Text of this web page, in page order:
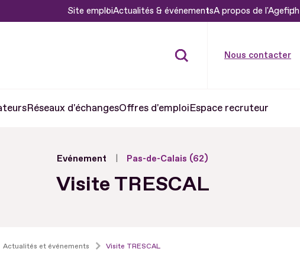
Site emploiActualités & événementsA propos de l'Agefiph
Nous contacter
Réseaux d'échangesOffres d'emploiEspace recruteur
Evénement Pas-de-Calais (62)
Visite TRESCAL
Actualités et événements Visite TRESCAL